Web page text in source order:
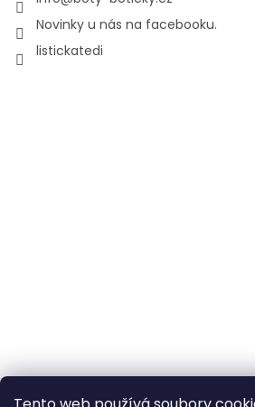
Novinky u nás na facebooku.
listickatedi